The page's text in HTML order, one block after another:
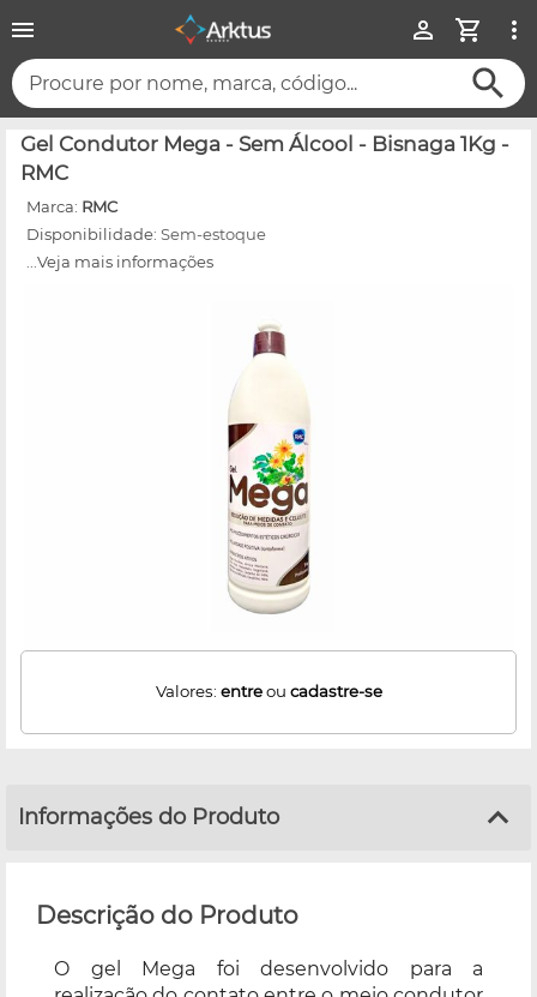
Procure por nome, marca, código...
Gel Condutor Mega - Sem Álcool - Bisnaga 1Kg -
RMC
Marca: RMC
Disponibilidade: Sem-estoque
...Veja mais informações
Valores: entreou cadastre-se
Informações do Produto
Descrição do Produto
O gel Mega foi desenvolvido para a